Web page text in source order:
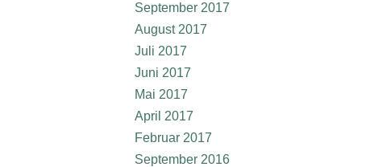
September 2017
August 2017
Juli 2017
Juni 2017
Mai 2017
April 2017
Februar 2017
September 2016